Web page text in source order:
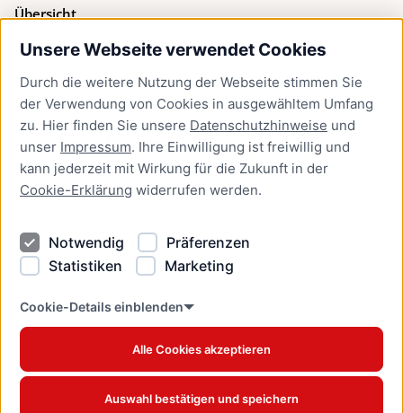
Unsere Webseite verwendet Cookies
Durch die weitere Nutzung der Webseite stimmen Sie
der Verwendung von Cookies in ausgewähltem Umfang
zu. Hier finden Sie unsere Datenschutzhinweise und
unser Impressum. Ihre Einwilligung ist freiwillig und
kann jederzeit mit Wirkung für die Zukunft in der
Cookie-Erklärung widerrufen werden.
Notwendig
Präferenzen
Statistiken
Marketing
Cookie-Details einblenden
Alle Cookies akzeptieren
Auswahl bestätigen und speichern
Übersicht
Bürgerservice
Presse
Newsletter Lübeck:kompakt
Kontakt
Kontakt
Datenschutzhinweise
Barrierefreiheit
Cookie Erklärung
www.luebeck.de